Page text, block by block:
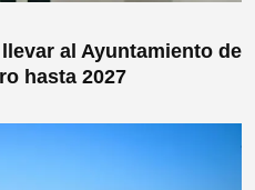
al Ayuntamiento de
hasta 2027